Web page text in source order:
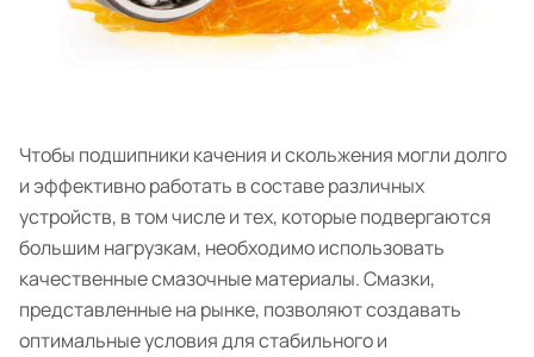
Чтобы подшипники качения и скольжения могли долго
и эффективно работать в составе различных
устройств, в том числе и тех, которые подвергаются
большим нагрузкам, необходимо использовать
качественные смазочные материалы. Смазки,
представленные на рынке, позволяют создавать
оптимальные условия для стабильного и